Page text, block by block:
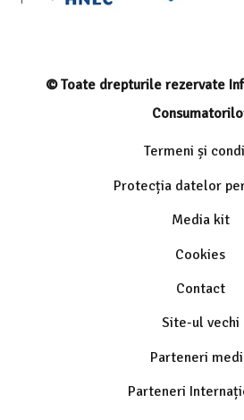
© Toate drepturile rezervate
Termeni și
Protecția datelor
Media kit
Cookies
Contact
Site-ul vechi
Parteneri
Parteneri